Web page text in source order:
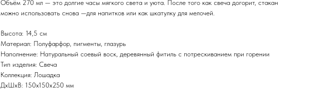
Объём 270 мл — это долгие часы мягкого света и уюта. После того как свеча догорит, стакан
можно использовать снова —для напитков или как шкатулку для мелочей.
Высота: 14,5 см
Материал: Полуфарфор, пигменты, глазурь
Наполнение: Натуральный соевый воск, деревянный фитиль с потрескиванием при горении
Тип изделия: Свеча
Коллекция: Лошадка
ДxШxВ: 150x150x250 мм